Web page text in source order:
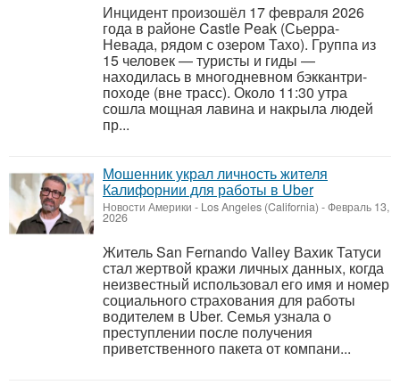
Инцидент произошёл 17 февраля 2026
года в районе Castle Peak (Сьерра-
Невада, рядом с озером Тахо). Группа из
15 человек — туристы и гиды —
находилась в многодневном бэккантри-
походе (вне трасс). Около 11:30 утра
сошла мощная лавина и накрыла людей
пр...
Мошенник украл личность жителя
Калифорнии для работы в Uber
Новости Америки - Los Angeles (California) -Февраль 13,
2026
Житель San Fernando Valley Вахик Татуси
стал жертвой кражи личных данных, когда
неизвестный использовал его имя и номер
социального страхования для работы
водителем в Uber. Семья узнала о
преступлении после получения
приветственного пакета от компани...